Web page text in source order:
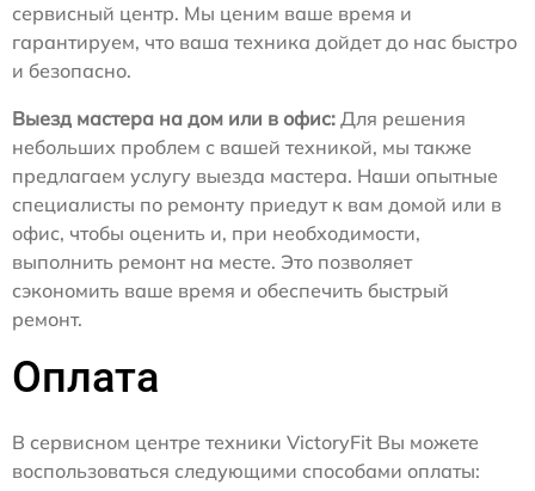
сервисный центр. Мы ценим ваше время и
гарантируем, что ваша техника дойдет до нас быстро
и безопасно.
Выезд мастера на дом или в офис: Для решения
небольших проблем с вашей техникой, мы также
предлагаем услугу выезда мастера. Наши опытные
специалисты по ремонту приедут к вам домой или в
офис, чтобы оценить и, при необходимости,
выполнить ремонт на месте. Это позволяет
сэкономить ваше время и обеспечить быстрый
ремонт.
Оплата
В сервисном центре техники VictoryFit Вы можете
воспользоваться следующими способами оплаты: